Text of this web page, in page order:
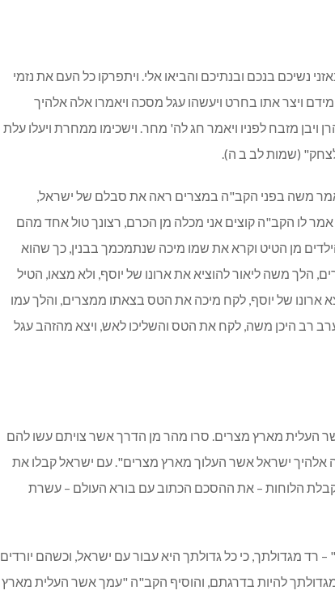
נשיכם בנכם ובנתיכם והביאו אלי. ויתפרקו כל העם את נזמי
ויצר אתו בחרט ויעשהו עגל מסכה ויאמרו אלה אלהיך
מזבח לפניו ויאמר חג לה' מחר. וישכימו ממחרת ויעלו עלת
לצחק" (שמות לב ב ה).
משה בפני הקב"ה במצרים ראה את סבלם של ישראל,
אמר לו הקב"ה קוצים אני מכלה מן הכרם, רצונך טול אחד מהם
מן הטיט וקרא את שמו מיכה שנתמכמך בבנין, כך שהוא
הלך משה ליאור להוציא את ארונו של יוסף, ולא מצאו, הטיל
ארונו של יוסף, לקח מיכה את הטס בצאתו ממצרים, והלך עמו
רב היכן משה, לקח את הטס והשליכו לאש, ויצא מהזהב עגל
העלית מארץ מצרים. סרו מהר מן הדרך אשר צויתם עשו להם
אלהיך ישראל אשר העלוך מארץ מצרים". עם ישראל קבלו את
הלוחות – את ההסכם הכתוב עם בורא העולם – עשרת
מגדולתך, כי כל גדולתך היא עבור עם ישראל, וכשהם יורדים
להיות בדרגתם, והוסיף הקב"ה "עמך אשר העלית מארץ